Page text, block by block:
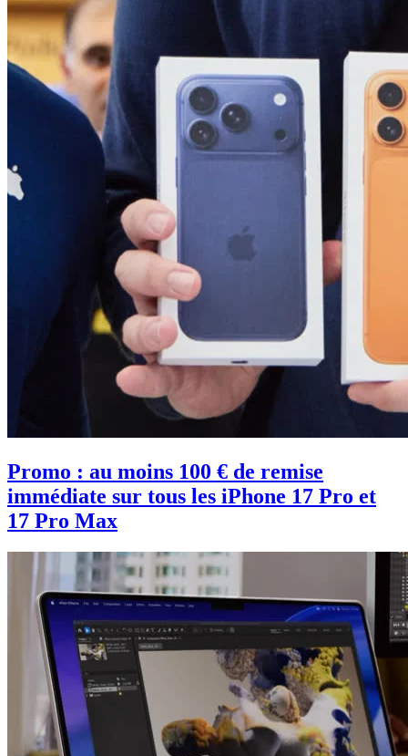
Promo : au moins 100 € de remise
immédiate sur tous les iPhone 17 Pro et
17 Pro Max